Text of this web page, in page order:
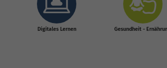
Digitales Lernen Gesundheit -